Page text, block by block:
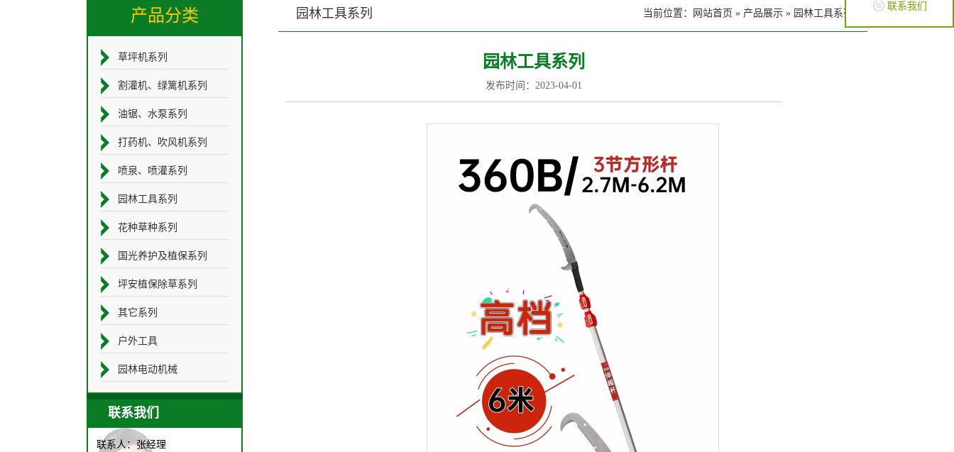
当前位置： 网站首页 » 产品展示 » 园林工具系列
园林工具系列
园林工具系列
发布时间：2023-04-01
产品分类
草坪机系列
割灌机、绿篱机系列
油锯、水泵系列
打药机、吹风机系列
喷泉、喷灌系列
园林工具系列
花种草种系列
国光养护及植保系列
坪安植保除草系列
其它系列
户外工具
园林电动机械
联系我们
联系人：张经理
联系我们